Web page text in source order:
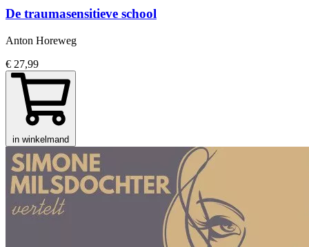
De traumasensitieve school
Anton Horeweg
€ 27,99
in winkelmand